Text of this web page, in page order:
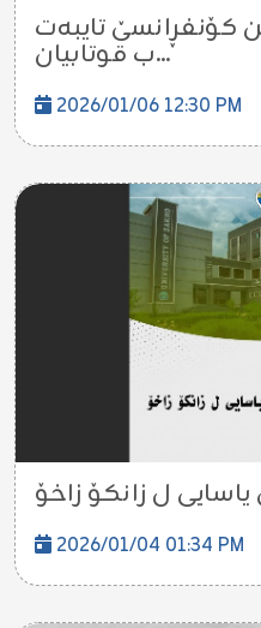
کۆنفڕانسێ تایبەت
ب قوتابیان...
2026/01/06 12:30 PM
ل زانکۆ زاخۆ
2026/01/04 01:34 PM